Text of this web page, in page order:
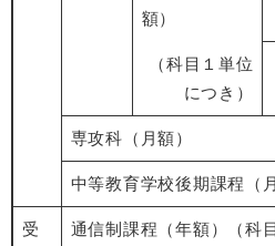
額）
（科目１単位
につき）
専攻科（月額）
中等教育学校後期課程（
受
通信制課程（年額）（科